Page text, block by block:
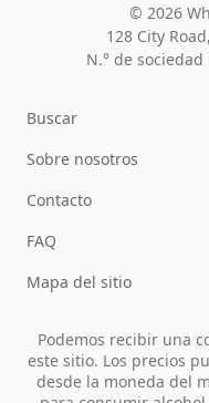
© 2026
128 City
N.° de sociedad
Buscar
Sobre nosotros
Contacto
FAQ
Mapa del sitio
Podemos recibir una
este sitio. Los precios
desde la moneda del